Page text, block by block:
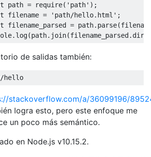
path = require( 'path' );
filename = 'path/hello.html' ;
filename_parsed = path. parse(
. log(path. join(filename_parsed. dir
de salidas también:
/hello
stackoverflow.com/a/36099196/
logra esto, pero este enfoque me
un poco más semántico.
en Node.js v10.15.2.